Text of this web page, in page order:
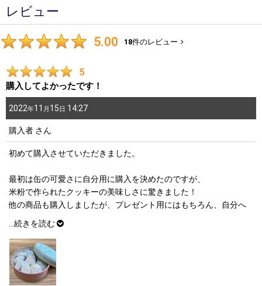
レビュー
5.00 18件のレビュー
5
購入してよかったです！
2022年11 月 15 日 14:27
購入者 さん
初めて購入させていただきました。
最初は缶の可愛さに自分用に購入を決めたのですが、
米粉で作られたクッキーの美味しさに驚きました！
他の商品も購入しましたが、プレゼント用にはもちろん、自分へ
のちょっとしたご褒美にも良い商品だと思います。また利用させ
ていただきます。
...続きを読む